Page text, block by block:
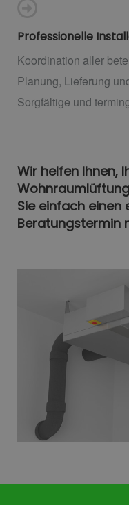
Professionelle
Koordination aller
Planung, Lieferung
Sorgfältige und
Wir helfen Ihnen,
Sie einfach einen
Beratungstermin